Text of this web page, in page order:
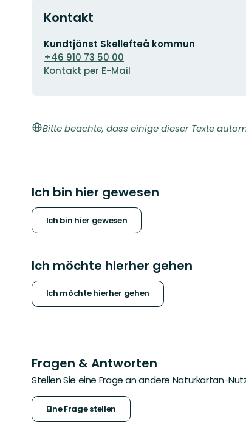
Kontakt
E-
Mail-
Adresse
Kundtjänst Skellefteå kommun
+46 910 73 50 00
Kontakt per E-Mail
Bitte beachte, dass einige dieser Texte
Ich bin hier gewesen
Ich bin hier gewesen
Ich möchte hierher gehen
Ich möchte hierher gehen
Fragen & Antworten
Stellen Sie eine Frage an andere Naturkartan-
Eine Frage stellen